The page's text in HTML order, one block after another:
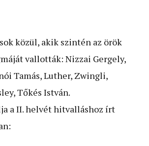
közül, akik szintén az örök
vallották: Nizzai Gergely,
Tamás, Luther, Zwingli,
Tőkés István.
a II. helvét hitvalláshoz írt